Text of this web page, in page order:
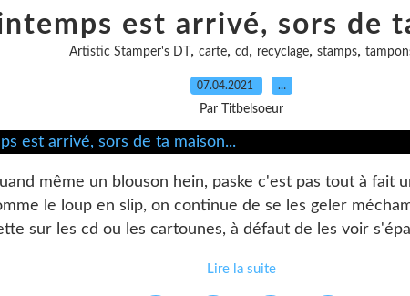
est arrivé, sors de
Artistic Stamper's DT , carte, cd , recyclage, stamps,
07.04.2021 …
Par Titbelsoeur
même un blouson hein, paske c'est pas tout à fait
le loup en slip, on continue de se les geler
sur les cd ou les cartounes, à défaut de les voir
Lire la suite